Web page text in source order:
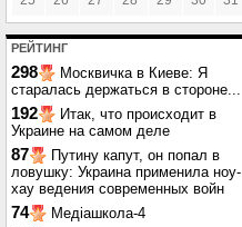
РЕЙТИНГ
298
Москвичка в Киеве: Я
старалась держаться в стороне...
192
Итак, что происходит в
Украине на самом деле
87
Путину капут, он попал в
ловушку: Украина применила ноу-
хау ведения современных войн
74 Медіашкола-4